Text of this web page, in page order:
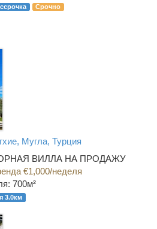
Срочно
Мугла, Турция
ВИЛЛА НА ПРОДАЖУ
€1,000/неделя
700м²
3.0км